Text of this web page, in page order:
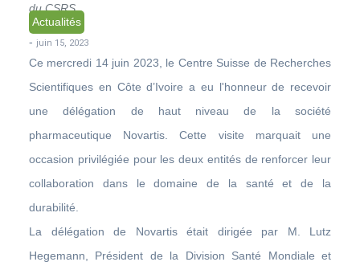
du CSRS
Actualités
- juin 15, 2023
Ce mercredi 14 juin 2023, le Centre Suisse de Recherches
Scientifiques en Côte d’Ivoire a eu l'honneur de recevoir
une délégation de haut niveau de la société
pharmaceutique Novartis. Cette visite marquait une
occasion privilégiée pour les deux entités de renforcer leur
collaboration dans le domaine de la santé et de la
durabilité.
La délégation de Novartis était dirigée par M. Lutz
Hegemann, Président de la Division Santé Mondiale et